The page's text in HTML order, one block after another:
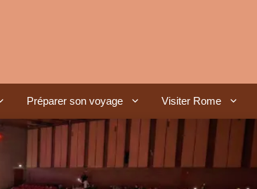
Préparer son voyage Visiter Rome